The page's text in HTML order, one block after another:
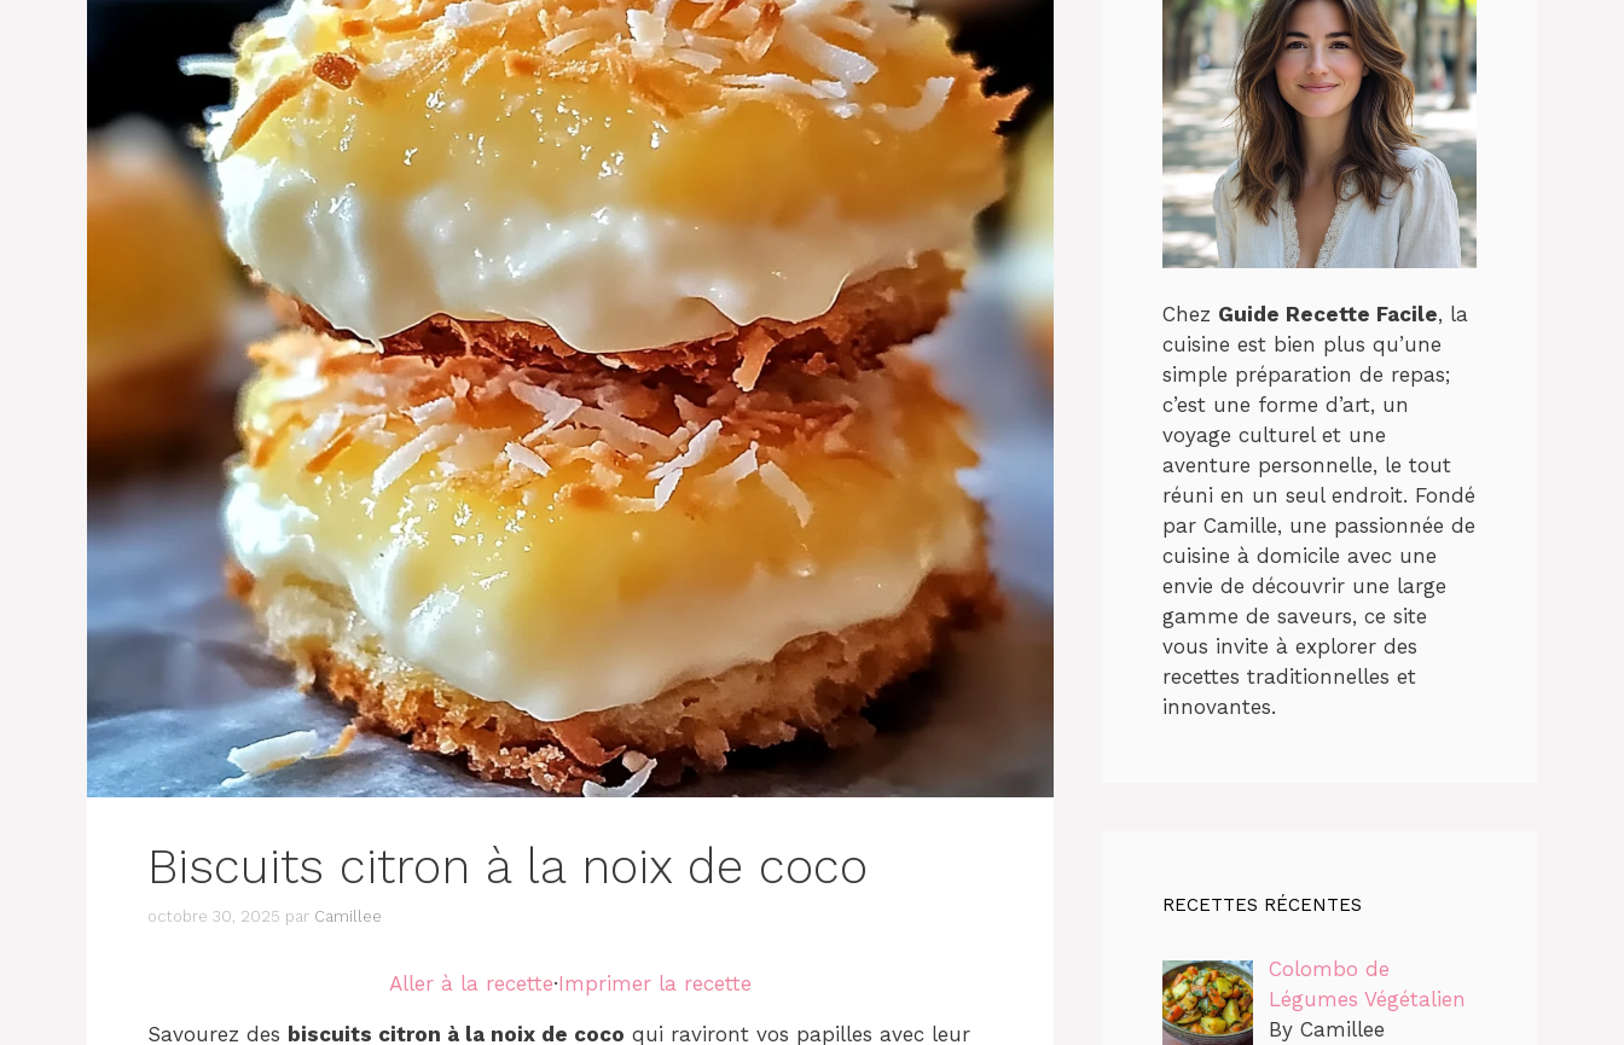
Biscuits citron à la noix de coco
octobre 30, 2025 par Camillee
Aller à la recette·Imprimer la recette
Savourez des biscuits citron à la noix de coco qui raviront vos papilles avec leur
Chez Guide Recette Facile, la
cuisine est bien plus qu’une
simple préparation de repas;
c’est une forme d’art, un
voyage culturel et une
aventure personnelle, le tout
réuni en un seul endroit. Fondé
par Camille, une passionnée de
cuisine à domicile avec une
envie de découvrir une large
gamme de saveurs, ce site
vous invite à explorer des
recettes traditionnelles et
innovantes.
RECETTES RÉCENTES
Colombo de
Légumes Végétalien
By Camillee